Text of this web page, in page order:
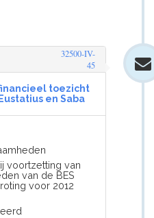
32500-IV-
45
toezicht
en Saba
voortzetting van
van de BES
voor 2012